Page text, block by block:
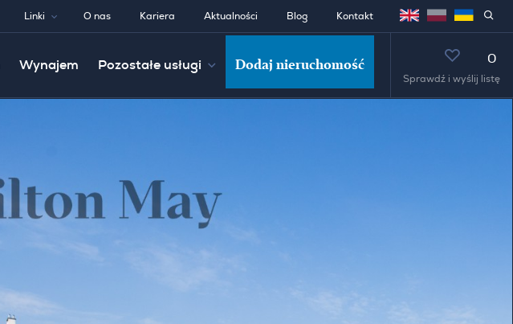
Linki O nas Kariera Aktualności Blog Kontakt
Wynajem Pozostałe usługi Dodaj nieruchomość 0
Sprawdź i wyślij listę